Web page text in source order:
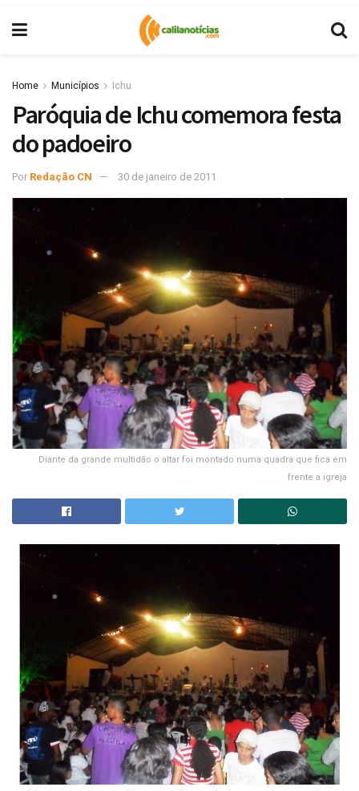
Home Municípios Ichu
Paróquia de Ichu comemora festa
do padoeiro
Por Redação CN 30 de janeiro de 2011
Diante da grande multidão o altar foi montado numa quadra que fica em
frente a igreja